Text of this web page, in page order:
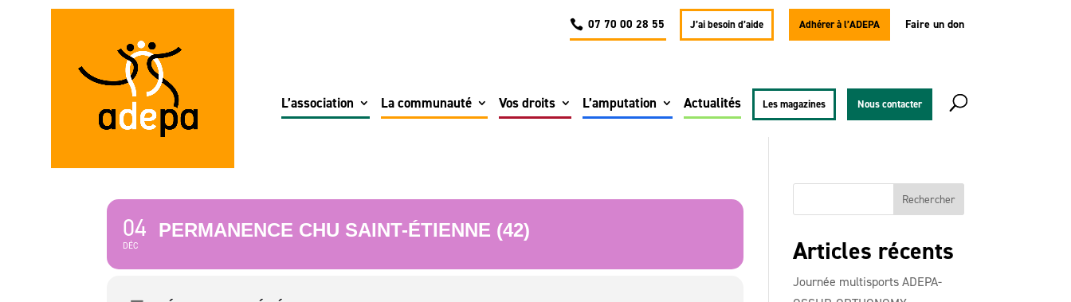
07 70 00 28 55 J’ai besoin d’aide Adhérer à l’ADEPA Faire un don
L’association La communauté Vos droits L’amputation Actualités Les magazines Nous contacter
04
DÉC
PERMANENCE CHU SAINT-ÉTIENNE (42)
Articles récents
Journée multisports ADEPA-